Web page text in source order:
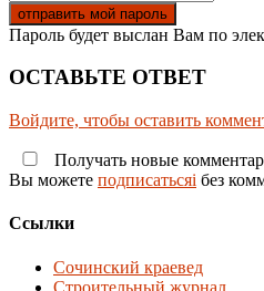
Пароль будет выслан Вам по
ОСТАВЬТЕ ОТВЕТ
Войдите, чтобы оставить
Получать новые
Вы можете подписатьсяi без
Ссылки
Сочинский краевед
Строительный журнал